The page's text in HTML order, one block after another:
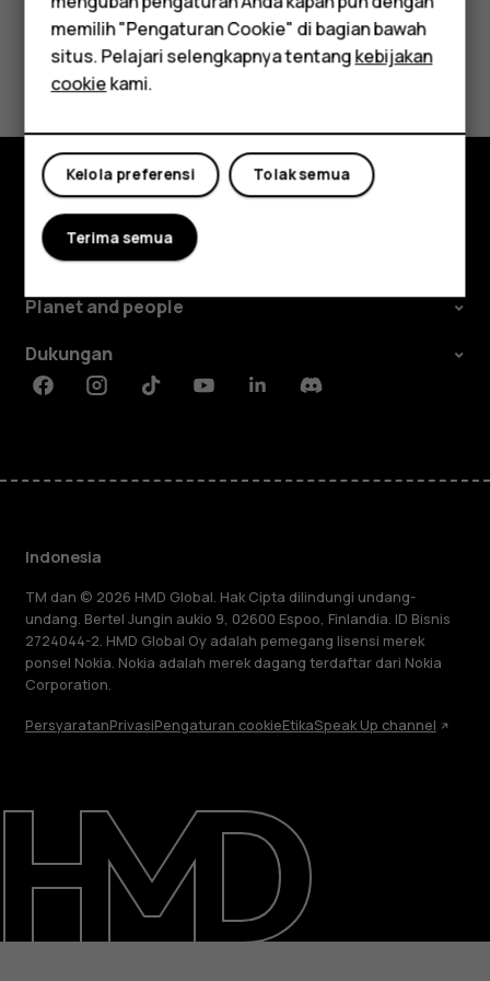
Aksesori
Tablet
Perbaiki, gunakan kembali, daur ulang
Apakah ini membantu?
Ya Tidak
Jelajahi
Tentang
Planet and people
Dukungan
FacebookInstagramTiktokYoutubeLinkedinDiscord
Indonesia
TM dan © 2026 HMD Global. Hak Cipta dilindungi undang-
undang. Bertel Jungin aukio 9, 02600 Espoo, Finlandia. ID Bisnis
2724044-2. HMD Global Oy adalah pemegang lisensi merek
ponsel Nokia. Nokia adalah merek dagang terdaftar dari Nokia
Corporation.
PersyaratanPrivasiPengaturan cookieEtikaSpeak Up channel
memilih "Pengaturan Cookie" di bagian bawah
situs. Pelajari selengkapnya tentangkebijakan
cookiekami.
Tolak semua
Kelola preferensi
Terima semua